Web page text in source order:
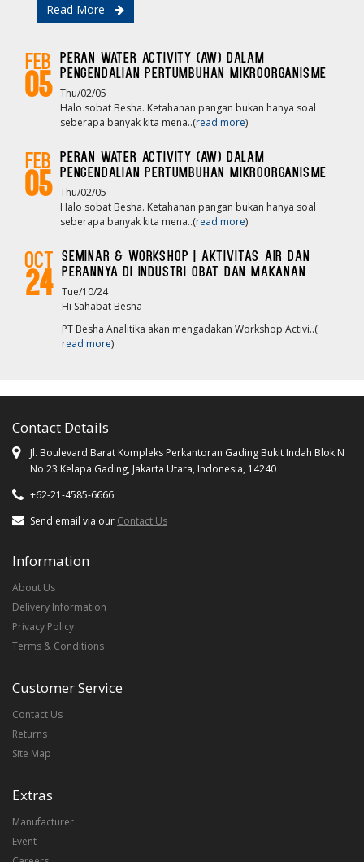
Read More
Feb
05
Peran Water Activity (AW) dalam
pengendalian pertumbuhan mikroorganisme
Thu/02/05
Halo sobat Besha. Ketahanan pangan bukan hanya soal
seberapa banyak kita mena..(read more)
Feb
05
Peran Water Activity (AW) dalam
pengendalian pertumbuhan mikroorganisme
Thu/02/05
Halo sobat Besha. Ketahanan pangan bukan hanya soal
seberapa banyak kita mena..(read more)
Oct
24
Seminar & Workshop | Aktivitas Air dan
Perannya Di Industri Obat dan Makanan
Tue/10/24
Hi Sahabat Besha
PT Besha Analitika akan mengadakan Workshop Activi..(
read more)
Contact Details
Jl. Boulevard Barat Kompleks Perkantoran Gading Bukit Indah Blok N
No.23 Kelapa Gading, Jakarta Utara, Indonesia, 14240
+62-21-4585-6666
Send email via our Contact Us
Information
About Us
Delivery Information
Privacy Policy
Terms & Conditions
Customer Service
Contact Us
Returns
Site Map
Extras
Manufacturer
Event